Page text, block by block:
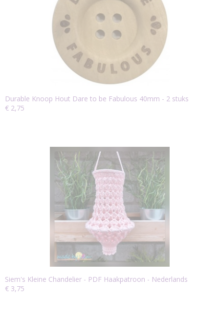
Durable Knoop Hout Dare to be Fabulous 40mm - 2 stuks
€ 2,75
Siem's Kleine Chandelier - PDF Haakpatroon - Nederlands
€ 3,75